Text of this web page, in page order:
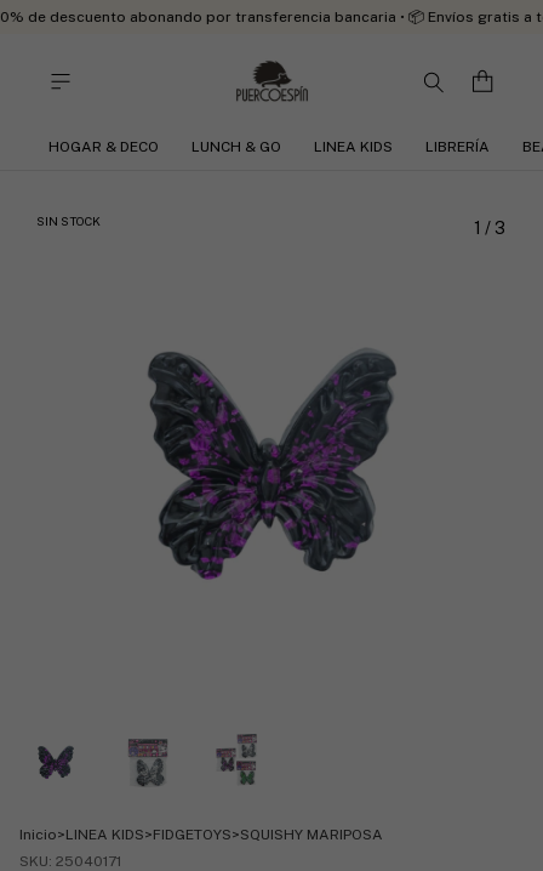
de descuento abonando por transferencia bancaria • 📦 Envíos gratis a
HOGAR & DECO LUNCH & GO LINEA KIDS LIBRERÍA
SIN STOCK 1 / 3
Inicio>LINEA KIDS>FIDGETOYS>SQUISHY MARIPOSA
SKU: 25040171